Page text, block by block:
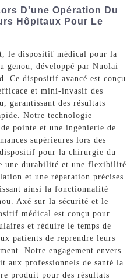
D'une Opération Du
Hôpitaux Pour Le
le dispositif médical pour la
genou, développé par Nuolai
Ce dispositif avancé est conçu
et mini-invasif des
garantissant des résultats
Notre technologie
pointe et une ingénierie de
supérieures lors des
pour la chirurgie du
une durabilité et une flexibilité
et une réparation précises
ainsi la fonctionnalité
Axé sur la sécurité et le
médical est conçu pour
et réduire le temps de
patients de reprendre leurs
Notre engagement envers
professionnels de santé la
produit pour des résultats